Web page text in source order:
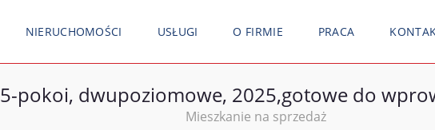
NIERUCHOMOŚCI USŁUGI O FIRMIE PRACA
5-pokoi, dwupoziomowe, 2025,gotowe do
Mieszkanie na sprzedaż